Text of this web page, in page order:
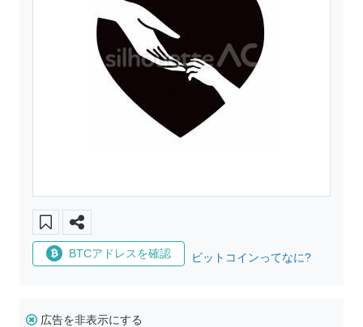
BTCアドレスを確認 ビットコインってなに?
広告を非表示にする